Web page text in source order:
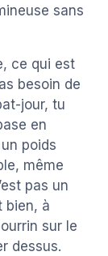
sans
ce qui est
besoin de
jour, tu
en
poids
même
pas un
bien, à
sur le
dessus.